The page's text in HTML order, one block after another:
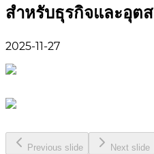
สำหรับธุรกิจและอุต
2025-11-27
Previous slide Next slide